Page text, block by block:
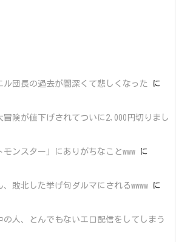
ル団長の過去が闇深くて悲しくなった
に
冒険が値下げされてついに2,000円切りまし
ンスター」にありがちなことwww に
、敗北した挙げ句ダルマにされるwwww に
の人、とんでもないエロ配信をしてしまう